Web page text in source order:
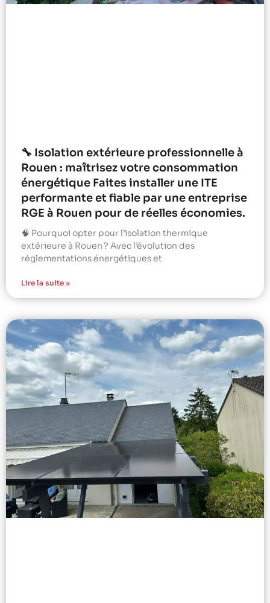
🔧 Isolation extérieure professionnelle à
Rouen : maîtrisez votre consommation
énergétique Faites installer une ITE
performante et fiable par une entreprise
RGE à Rouen pour de réelles économies.
🧠 Pourquoi opter pour l’isolation thermique
extérieure à Rouen ? Avec l’évolution des
réglementations énergétiques et
Lire la suite »